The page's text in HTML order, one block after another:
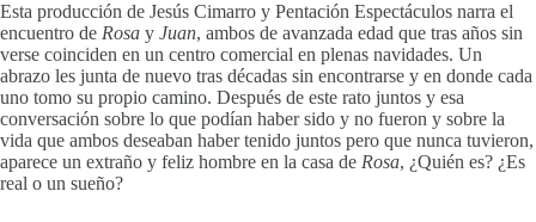
Esta producción de Jesús Cimarro y Pentación Espectáculos narra el
encuentro de Rosa y Juan, ambos de avanzada edad que tras años sin
verse coinciden en un centro comercial en plenas navidades. Un
abrazo les junta de nuevo tras décadas sin encontrarse y en donde cada
uno tomo su propio camino. Después de este rato juntos y esa
conversación sobre lo que podían haber sido y no fueron y sobre la
vida que ambos deseaban haber tenido juntos pero que nunca tuvieron,
aparece un extraño y feliz hombre en la casa de Rosa, ¿Quién es? ¿Es
real o un sueño?